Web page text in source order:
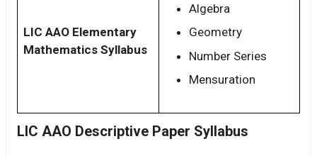
LIC AAO Elementary
Mathematics Syllabus
Algebra
Geometry
Number Series
Mensuration
LIC AAO Descriptive Paper Syllabus